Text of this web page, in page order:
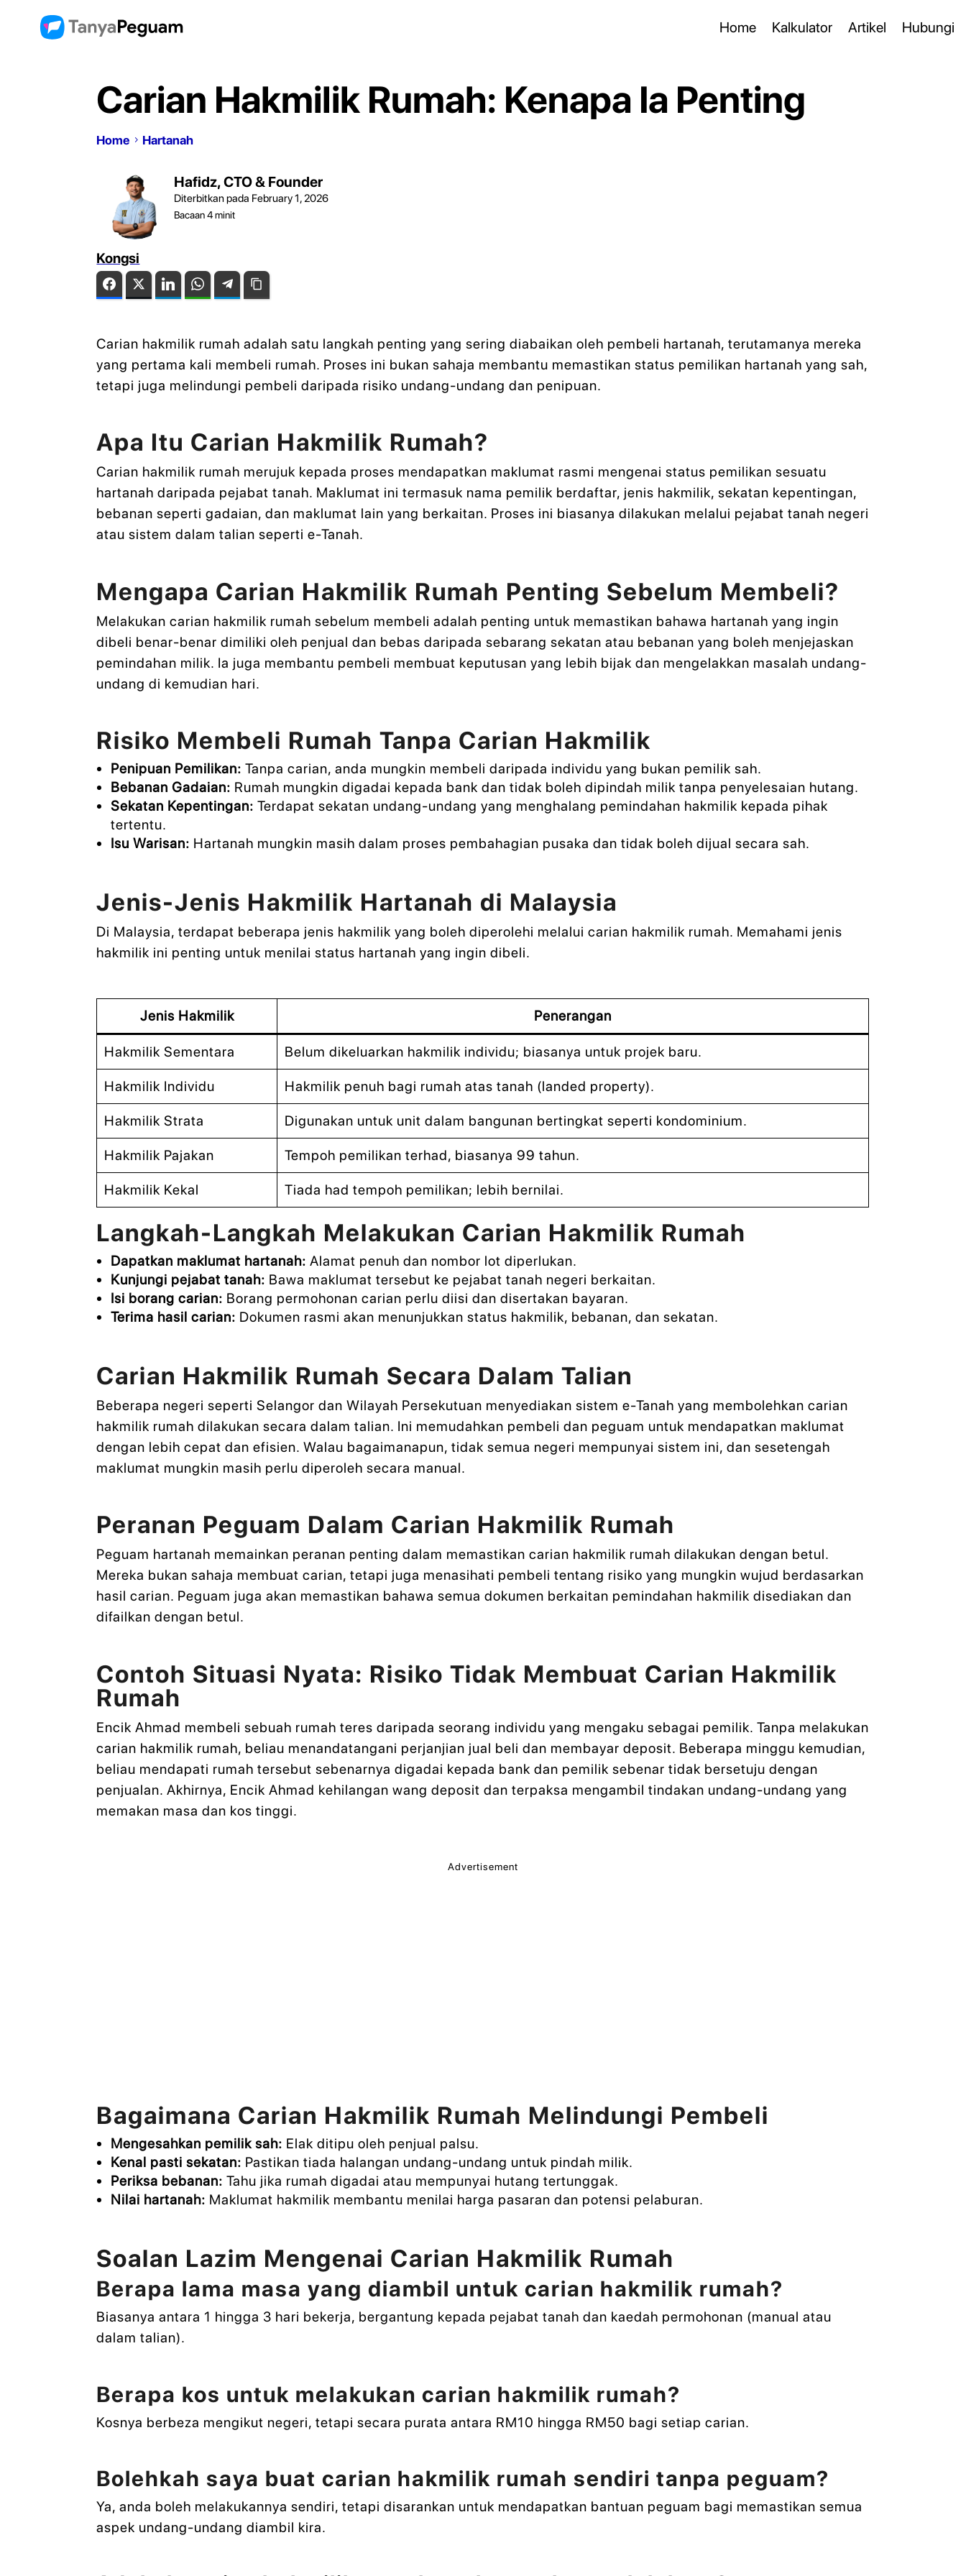
Home Kalkulator Artikel Hubungi
Carian Hakmilik Rumah: Kenapa Ia Penting
Home Hartanah
Hafidz, CTO & Founder
Diterbitkan pada February 1, 2026
Bacaan4minit
Kongsi
FacebookTwitter LinkedIn WhatsAppTelegram
Carian hakmilik rumah adalah satu langkah penting yang sering diabaikan oleh pembeli hartanah, terutamanya mereka
yang pertama kali membeli rumah. Proses ini bukan sahaja membantu memastikan status pemilikan hartanah yang sah,
tetapi juga melindungi pembeli daripada risiko undang-undang dan penipuan.
Apa Itu Carian Hakmilik Rumah?
Carian hakmilik rumah merujuk kepada proses mendapatkan maklumat rasmi mengenai status pemilikan sesuatu
hartanah daripada pejabat tanah. Maklumat ini termasuk nama pemilik berdaftar, jenis hakmilik, sekatan kepentingan,
bebanan seperti gadaian, dan maklumat lain yang berkaitan. Proses ini biasanya dilakukan melalui pejabat tanah negeri
atau sistem dalam talian seperti e-Tanah.
Mengapa Carian Hakmilik Rumah Penting Sebelum Membeli?
Melakukan carian hakmilik rumah sebelum membeli adalah penting untuk memastikan bahawa hartanah yang ingin
dibeli benar-benar dimiliki oleh penjual dan bebas daripada sebarang sekatan atau bebanan yang boleh menjejaskan
pemindahan milik. Ia juga membantu pembeli membuat keputusan yang lebih bijak dan mengelakkan masalah undang-
undang di kemudian hari.
Risiko Membeli Rumah Tanpa Carian Hakmilik
Penipuan Pemilikan: Tanpa carian, anda mungkin membeli daripada individu yang bukan pemilik sah.
Bebanan Gadaian: Rumah mungkin digadai kepada bank dan tidak boleh dipindah milik tanpa penyelesaian hutang.
Sekatan Kepentingan: Terdapat sekatan undang-undang yang menghalang pemindahan hakmilik kepada pihak
tertentu.
Isu Warisan: Hartanah mungkin masih dalam proses pembahagian pusaka dan tidak boleh dijual secara sah.
Jenis-Jenis Hakmilik Hartanah di Malaysia
Di Malaysia, terdapat beberapa jenis hakmilik yang boleh diperolehi melalui carian hakmilik rumah. Memahami jenis
hakmilik ini penting untuk menilai status hartanah yang ingin dibeli.
Jenis Hakmilik Penerangan
Hakmilik Sementara Belum dikeluarkan hakmilik individu; biasanya untuk projek baru.
Hakmilik Individu Hakmilik penuh bagi rumah atas tanah (landed property).
Hakmilik Strata Digunakan untuk unit dalam bangunan bertingkat seperti kondominium.
Hakmilik Pajakan Tempoh pemilikan terhad, biasanya 99 tahun.
Hakmilik Kekal Tiada had tempoh pemilikan; lebih bernilai.
Langkah-Langkah Melakukan Carian Hakmilik Rumah
Dapatkan maklumat hartanah: Alamat penuh dan nombor lot diperlukan.
Kunjungi pejabat tanah: Bawa maklumat tersebut ke pejabat tanah negeri berkaitan.
Isi borang carian: Borang permohonan carian perlu diisi dan disertakan bayaran.
Terima hasil carian: Dokumen rasmi akan menunjukkan status hakmilik, bebanan, dan sekatan.
Carian Hakmilik Rumah Secara Dalam Talian
Beberapa negeri seperti Selangor dan Wilayah Persekutuan menyediakan sistem e-Tanah yang membolehkan carian
hakmilik rumah dilakukan secara dalam talian. Ini memudahkan pembeli dan peguam untuk mendapatkan maklumat
dengan lebih cepat dan efisien. Walau bagaimanapun, tidak semua negeri mempunyai sistem ini, dan sesetengah
maklumat mungkin masih perlu diperoleh secara manual.
Peranan Peguam Dalam Carian Hakmilik Rumah
Peguam hartanah memainkan peranan penting dalam memastikan carian hakmilik rumah dilakukan dengan betul.
Mereka bukan sahaja membuat carian, tetapi juga menasihati pembeli tentang risiko yang mungkin wujud berdasarkan
hasil carian. Peguam juga akan memastikan bahawa semua dokumen berkaitan pemindahan hakmilik disediakan dan
difailkan dengan betul.
Contoh Situasi Nyata: Risiko Tidak Membuat Carian Hakmilik
Rumah
Encik Ahmad membeli sebuah rumah teres daripada seorang individu yang mengaku sebagai pemilik. Tanpa melakukan
carian hakmilik rumah, beliau menandatangani perjanjian jual beli dan membayar deposit. Beberapa minggu kemudian,
beliau mendapati rumah tersebut sebenarnya digadai kepada bank dan pemilik sebenar tidak bersetuju dengan
penjualan. Akhirnya, Encik Ahmad kehilangan wang deposit dan terpaksa mengambil tindakan undang-undang yang
memakan masa dan kos tinggi.
Advertisement
Bagaimana Carian Hakmilik Rumah Melindungi Pembeli
Mengesahkan pemilik sah: Elak ditipu oleh penjual palsu.
Kenal pasti sekatan: Pastikan tiada halangan undang-undang untuk pindah milik.
Periksa bebanan: Tahu jika rumah digadai atau mempunyai hutang tertunggak.
Nilai hartanah: Maklumat hakmilik membantu menilai harga pasaran dan potensi pelaburan.
Soalan Lazim Mengenai Carian Hakmilik Rumah
Berapa lama masa yang diambil untuk carian hakmilik rumah?
Biasanya antara 1 hingga 3 hari bekerja, bergantung kepada pejabat tanah dan kaedah permohonan (manual atau
dalam talian).
Berapa kos untuk melakukan carian hakmilik rumah?
Kosnya berbeza mengikut negeri, tetapi secara purata antara RM10 hingga RM50 bagi setiap carian.
Bolehkah saya buat carian hakmilik rumah sendiri tanpa peguam?
Ya, anda boleh melakukannya sendiri, tetapi disarankan untuk mendapatkan bantuan peguam bagi memastikan semua
aspek undang-undang diambil kira.